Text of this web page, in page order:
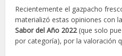
Recientemente el gazpacho
materializó estas opiniones con
Sabor del Año 2022(que solo
por categoría), por la valoración